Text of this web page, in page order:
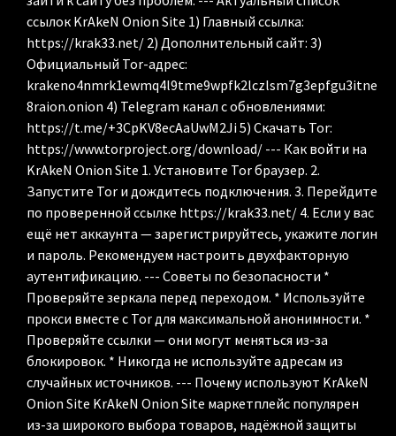
ссылок KrAkeN Onion Site 1) Главный ссылка:
https://krak33.net/ 2) Дополнительный сайт: 3)
Официальный Tor-адрес:
krakeno4nmrk1ewmq4l9tme9wpfk2lczlsm7g3epfgu3itne
8raion.onion 4) Telegram канал с обновлениями:
https://t.me/+3CpKV8ecAaUwM2Ji 5) Скачать Tor:
https://www.torproject.org/download/ --- Как войти на
KrAkeN Onion Site 1. Установите Tor браузер. 2.
Запустите Tor и дождитесь подключения. 3. Перейдите
по проверенной ссылке https://krak33.net/ 4. Если у вас
ещё нет аккаунта — зарегистрируйтесь, укажите логин
и пароль. Рекомендуем настроить двухфакторную
аутентификацию. --- Советы по безопасности *
Проверяйте зеркала перед переходом. * Используйте
прокси вместе с Tor для максимальной анонимности. *
Проверяйте ссылки — они могут меняться из-за
блокировок. * Никогда не используйте адресам из
случайных источников. --- Почему используют KrAkeN
Onion Site KrAkeN Onion Site маркетплейс популярен
из-за широкого выбора товаров, надёжной защиты